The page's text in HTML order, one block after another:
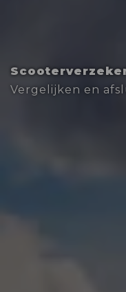
Vergelijken en